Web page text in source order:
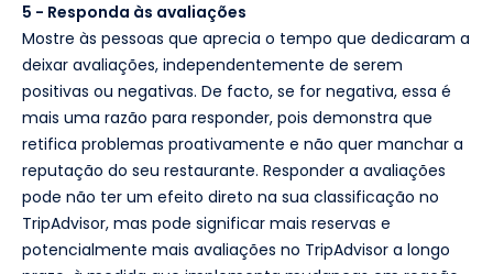
5 - Responda às avaliações
Mostre às pessoas que aprecia o tempo que dedicaram a
deixar avaliações, independentemente de serem
positivas ou negativas. De facto, se for negativa, essa é
mais uma razão para responder, pois demonstra que
retifica problemas proativamente e não quer manchar a
reputação do seu restaurante. Responder a avaliações
pode não ter um efeito direto na sua classificação no
TripAdvisor, mas pode significar mais reservas e
potencialmente mais avaliações no TripAdvisor a longo